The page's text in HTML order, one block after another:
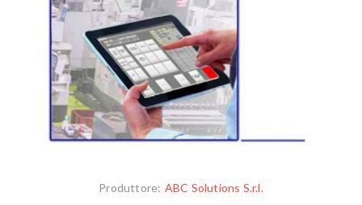
Produttore: ABC Solutions S.r.l.